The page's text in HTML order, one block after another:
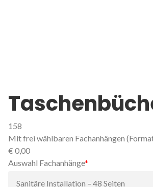
158
Mit frei wählbaren Fachanhängen
€ 0,00
Pflichtfeld
Auswahl Fachanhänge*